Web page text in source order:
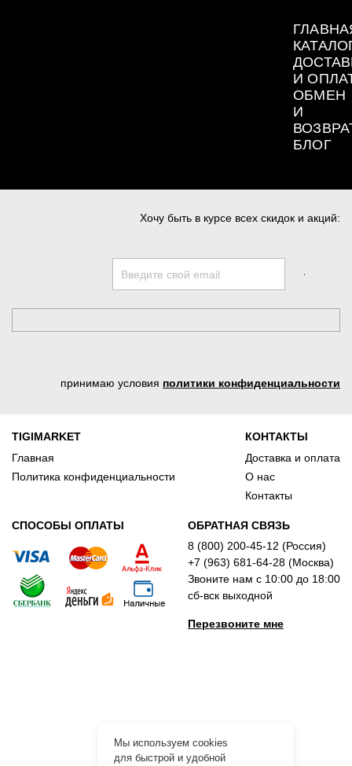
И
ОБМЕН
И
БЛОГ
Хочу быть в курсе всех скидок и акций:
принимаю условия политики конфиденциальности
TIGIMARKET
Главная
Политика конфиденциальности
КОНТАКТЫ
Доставка и оплата
О нас
Контакты
СПОСОБЫ ОПЛАТЫ
ОБРАТНАЯ СВЯЗЬ
8 (800) 200-45-12 (Россия)
+7 (963) 681-64-28 (Москва)
Звоните нам с 10:00 до 18:00
сб-вск выходной
Перезвоните мне
Мы используем cookies
для быстрой и удобной